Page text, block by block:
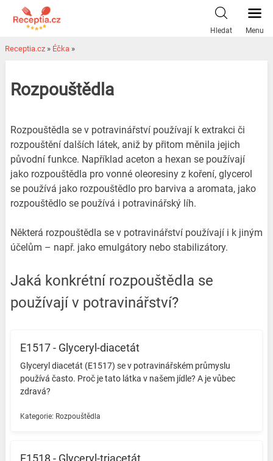
Hledat Menu
Receptia.cz » Éčka »
Rozpouštědla
Rozpouštědla se v potravinářství používají k extrakci či
rozpouštění dalších látek, aniž by přitom měnila jejich
původní funkce. Například aceton a hexan se používají
jako rozpouštědla pro vonné oleoresiny z koření, glycerol
se používá jako rozpouštědlo pro barviva a aromata, jako
rozpouštědlo se používá i potravinářský líh.
Některá rozpouštědla se v potravinářství používají i k jiným
účelům – např. jako emulgátory nebo stabilizátory.
Jaká konkrétní rozpouštědla se
používají v potravinářství?
E1517 - Glyceryl-diacetát
Glyceryl diacetát (E1517) se v potravinářském průmyslu
používá často. Proč je tato látka v našem jídle? A je vůbec
zdravá? ️
Kategorie: Rozpouštědla